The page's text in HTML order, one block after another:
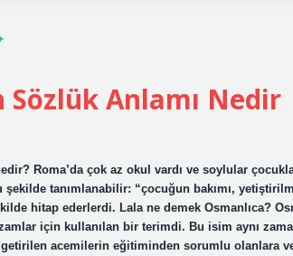
Sözlük Anlamı Nedir
Roma’da çok az okul vardı ve soylular
şekilde tanımlanabilir: “çocuğun bakımı,
hitap ederlerdi. Lala ne demek Osmanlıca?
için kullanılan bir terimdi. Bu isim aynı
getirilen acemilerin eğitiminden sorumlu olanlara